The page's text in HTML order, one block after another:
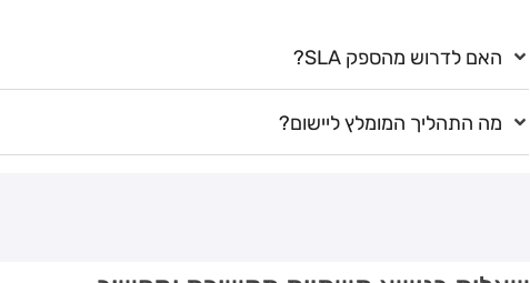
האם לדרוש מהספק SLA?
מה התהליך המומלץ ליישום?